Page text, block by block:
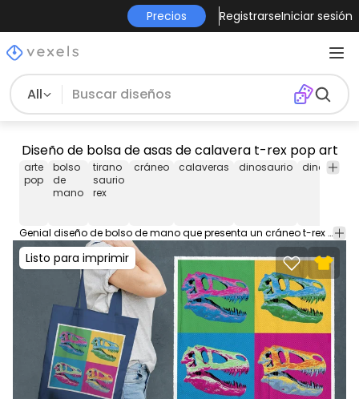
Precios RegistrarseIniciar sesión
All
Diseño de bolsa de asas de calavera t-rex pop art
arte
pop
bolso
de
mano
tirano
saurio
rex
cráneo calaveras dinosaurio dinosaurio
Genial diseño de bolso de mano que presenta un cráneo t-rex en estilo pop art. Utilice este increíble diseño de bolso de mano listo para imprimir para plataformas POD como Merch de Amazon, Redbubble, Printful y más.
Listo para imprimir